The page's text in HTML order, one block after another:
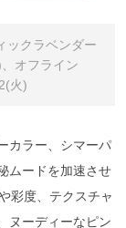
ックラベンダー
オフライン
火)
カラー、シマーパ
ムードを加速させ
彩度、テクスチャ
ヌーディーなピン